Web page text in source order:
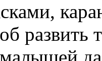
развить